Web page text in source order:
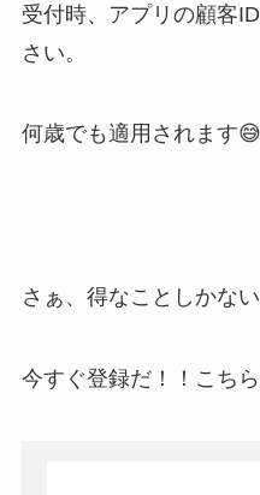
受付時、アプリの顧客
さい。
何歳でも適用されます😅
さぁ、得なことしかな
今すぐ登録だ！！こち